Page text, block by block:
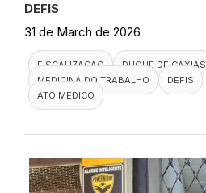
DEFIS
31 de March de 2026
FISCALIZACAO
DUQUE DE CAXIAS
MEDICINA DO TRABALHO
DEFIS
ATO MEDICO